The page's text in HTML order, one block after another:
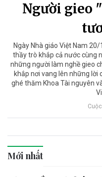
Người gieo
Ngày Nhà giáo Việt Nam
thầy trò khắp cả nước cùng
những người làm nghề gieo
khắp nơi vang lên những lời
ghé thăm Khoa Tài nguyên
Mới nhất